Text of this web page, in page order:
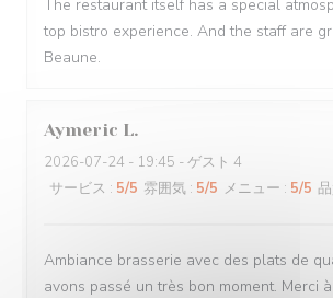
The restaurant itself has a special
top bistro experience. And the staff are
Beaune.
Aymeric L
2026-07-24 - 19:45 - ゲスト 4
サービス : 5/5 雰囲気 : 5/5 メニュー : 5/5
Ambiance brasserie avec des plats de
avons passé un très bon moment. Merci